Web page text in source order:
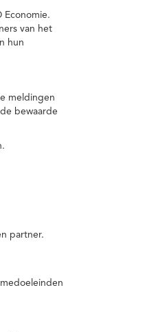
van het
hun
meldingen
bewaarde
partner.